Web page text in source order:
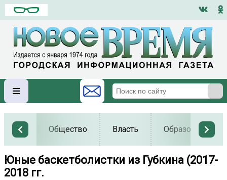
Общество Власть Образование
Юные баскетболистки из Губкина (2017-
2018 гг.